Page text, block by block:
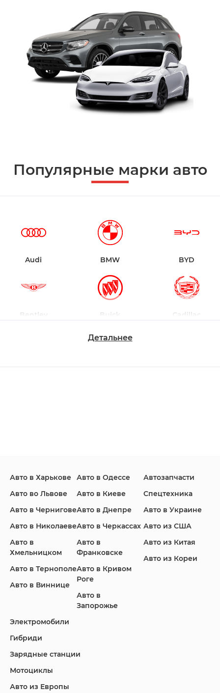
Популярные марки авто
Audi BMW BYD
Bentley Buick Cadillac
Infiniti Jaguar Jeep
Lincoln
Nissan
Детальнее
Авто в Харькове
Авто во Львове
Авто в Чернигове
Авто в Николаеве
Авто в
Хмельницком
Авто в Тернополе
Авто в Виннице
Авто в Одессе
Авто в Киеве
Авто в Днепре
Авто в Черкассах
Авто в
Франковске
Авто в Кривом
Роге
Авто в
Запорожье
Автозапчасти
Спецтехника
Авто в Украине
Авто из США
Авто из Китая
Авто из Кореи
Электромобили
Гибриди
Зарядные станции
Мотоциклы
Авто из Европы